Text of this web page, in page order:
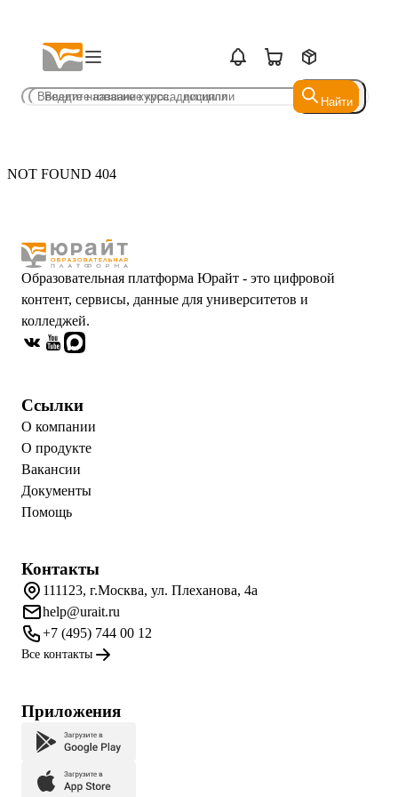
Найти
Найти
NOT FOUND 404
Образовательная платформа Юрайт - это цифровой
контент, сервисы, данные для университетов и
колледжей.
Ссылки
О компании
О продукте
Вакансии
Документы
Помощь
Контакты
111123, г.Москва, ул. Плеханова, 4а
help@urait.ru
+7 (495) 744 00 12
Все контакты
Приложения